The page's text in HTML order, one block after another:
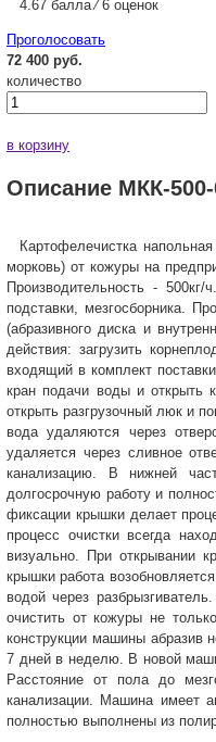
4.67 балла ⁄ 6 оценок
Проголосовать
72 400 руб.
количество
в корзину
Описание МКК-500-
Картофелечистка
морковь) от кожуры на
Производительность -
подставки, мезгосборника.
(абразивного диска и
действия: загрузить
входящий в комплект
кран подачи воды и открыть
открыть разгрузочный люк и
вода удаляются через
удаляется через сливное
канализацию. В нижней
долгосрочную работу и
фиксации крышки делает
процесс очистки всегда
визуально. При открывании
крышки работа
водой через
очистить от кожуры не
конструкции машины абразив
7 дней в неделю. В новой
Расстояние от пола до
канализации. Машина имеет
полностью выполнены из